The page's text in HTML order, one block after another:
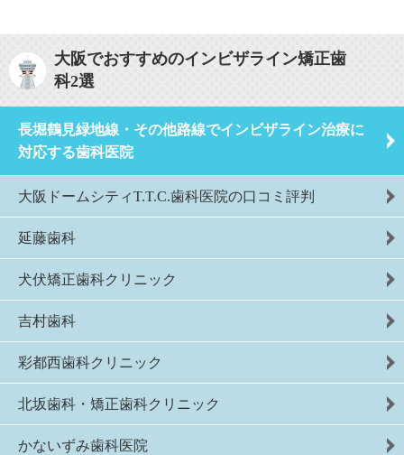
大阪でおすすめのインビザライン矯正歯
科2選
長堀鶴見緑地線・その他路線でインビザライン治療に
対応する歯科医院
大阪ドームシティT.T.C.歯科医院の口コミ評判
延藤歯科
犬伏矯正歯科クリニック
吉村歯科
彩都西歯科クリニック
北坂歯科・矯正歯科クリニック
かないずみ歯科医院